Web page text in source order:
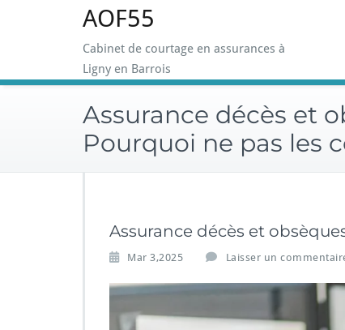
AOF55
Cabinet de courtage en assurances à
Ligny en Barrois
Assurance décès et
Pourquoi ne pas les
Assurance décès et
Mar 3,2025 Laisser un